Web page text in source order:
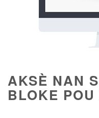
AKSÈ NAN
BLOKE POU